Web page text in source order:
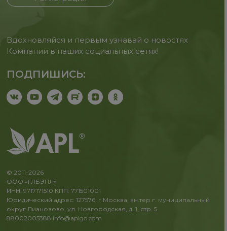
Вдохновляйся и первым узнавай о новостях
Компании в наших социальных сетях!
ПОДПИШИСЬ:
© 2011-2026
ООО «ГЛБЭПЛ»
ИНН: 9717171510 КПП: 771501001
Юридический адрес: 127576, г.Москва, вн.тер.г. муниципальный
округ Лианозово, ул. Новгородская, д. 1, стр. 5
88002005388 info@aplgo.com